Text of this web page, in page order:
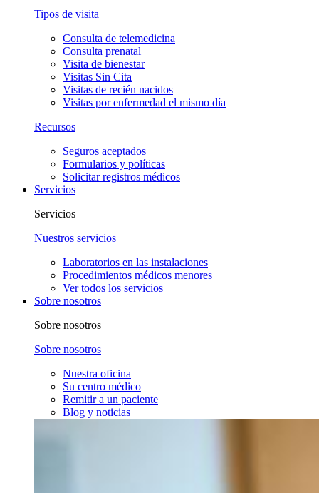
Tipos de visita
Consulta de telemedicina
Consulta prenatal
Visita de bienestar
Visitas Sin Cita
Visitas de recién nacidos
Visitas por enfermedad el mismo día
Recursos
Seguros aceptados
Formularios y políticas
Solicitar registros médicos
Servicios
Servicios
Nuestros servicios
Laboratorios en las instalaciones
Procedimientos médicos menores
Ver todos los servicios
Sobre nosotros
Sobre nosotros
Sobre nosotros
Nuestra oficina
Su centro médico
Remitir a un paciente
Blog y noticias